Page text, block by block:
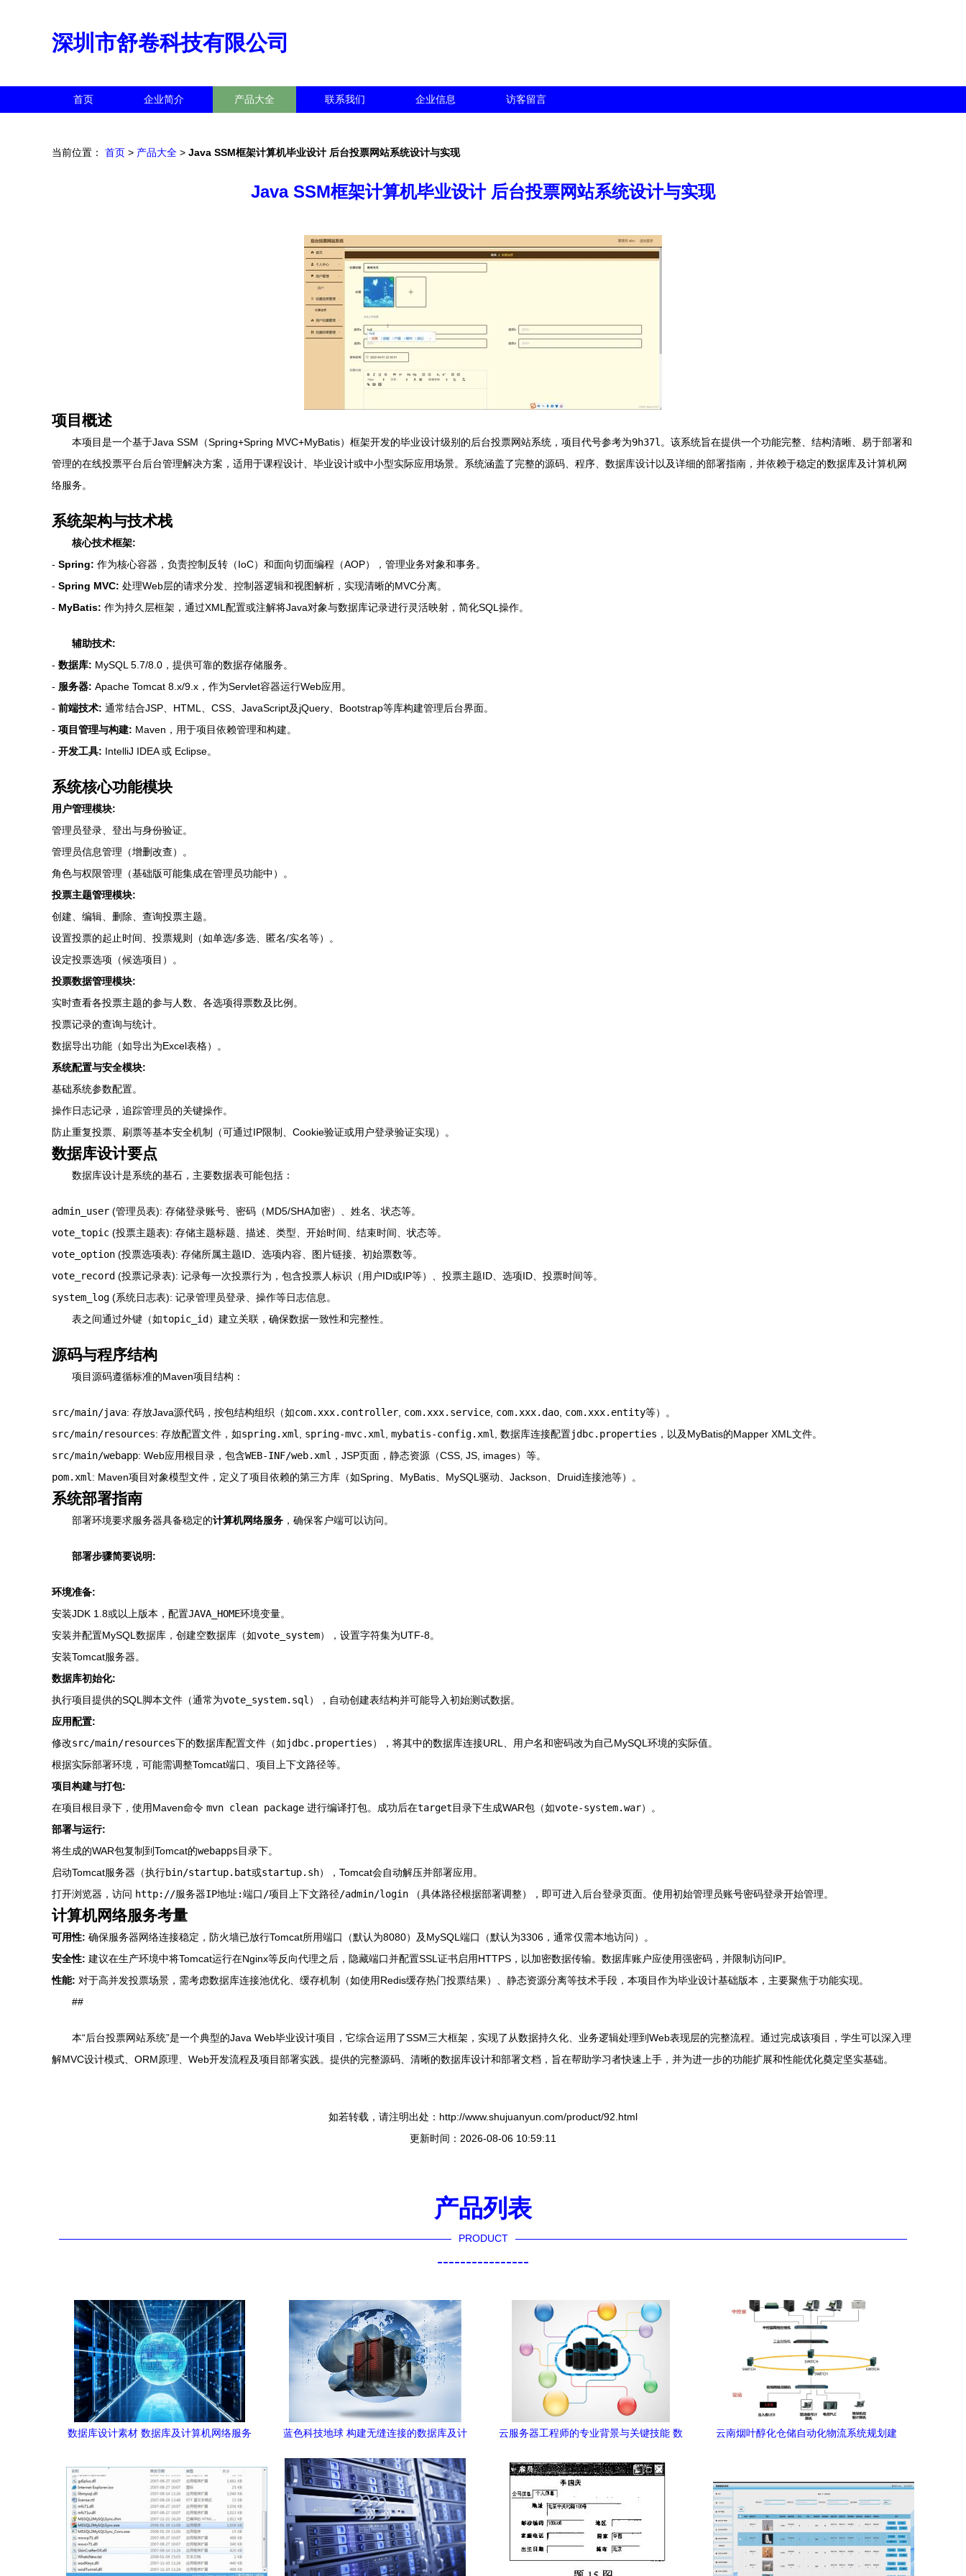
深圳市舒卷科技有限公司
首页 企业简介 产品大全 联系我们 企业信息 访客留言
当前位置： 首页 > 产品大全 > Java SSM框架计算机毕业设计 后台投票网站系统设计与实现
Java SSM框架计算机毕业设计 后台投票网站系统设计与实现
项目概述
本项目是一个基于Java SSM（Spring+Spring MVC+MyBatis）框架开发的毕业设计级别的后台投票网站系统，项目代号参考为9h37l 。该系统旨在提供一个功能完整、结构清晰、易于部署和
管理的在线投票平台后台管理解决方案，适用于课程设计、毕业设计或中小型实际应用场景。系统涵盖了完整的源码、程序、数据库设计以及详细的部署指南，并依赖于稳定的数据库及计算机网
络服务。
系统架构与技术栈
核心技术框架:
- Spring: 作为核心容器，负责控制反转（IoC）和面向切面编程（AOP），管理业务对象和事务。
- Spring MVC: 处理Web层的请求分发、控制器逻辑和视图解析，实现清晰的MVC分离。
- MyBatis: 作为持久层框架，通过XML配置或注解将Java对象与数据库记录进行灵活映射，简化SQL操作。
辅助技术:
- 数据库: MySQL 5.7/8.0，提供可靠的数据存储服务。
- 服务器: Apache Tomcat 8.x/9.x，作为Servlet容器运行Web应用。
- 前端技术: 通常结合JSP、HTML、CSS、JavaScript及jQuery、Bootstrap等库构建管理后台界面。
- 项目管理与构建: Maven，用于项目依赖管理和构建。
- 开发工具: IntelliJ IDEA 或 Eclipse。
系统核心功能模块
用户管理模块:
管理员登录、登出与身份验证。
管理员信息管理（增删改查）。
角色与权限管理（基础版可能集成在管理员功能中）。
投票主题管理模块:
创建、编辑、删除、查询投票主题。
设置投票的起止时间、投票规则（如单选/多选、匿名/实名等）。
设定投票选项（候选项目）。
投票数据管理模块:
实时查看各投票主题的参与人数、各选项得票数及比例。
投票记录的查询与统计。
数据导出功能（如导出为Excel表格）。
系统配置与安全模块:
基础系统参数配置。
操作日志记录，追踪管理员的关键操作。
防止重复投票、刷票等基本安全机制（可通过IP限制、Cookie验证或用户登录验证实现）。
数据库设计要点
数据库设计是系统的基石，主要数据表可能包括：
admin_user (管理员表): 存储登录账号、密码（MD5/SHA加密）、姓名、状态等。
vote_topic (投票主题表): 存储主题标题、描述、类型、开始时间、结束时间、状态等。
vote_option (投票选项表): 存储所属主题ID、选项内容、图片链接、初始票数等。
vote_record (投票记录表): 记录每一次投票行为，包含投票人标识（用户ID或IP等）、投票主题ID、选项ID、投票时间等。
system_log (系统日志表): 记录管理员登录、操作等日志信息。
表之间通过外键（如topic_id ）建立关联，确保数据一致性和完整性。
源码与程序结构
项目源码遵循标准的Maven项目结构：
src/main/java: 存放Java源代码，按包结构组织（如com.xxx.controller com.xxx.service com.xxx.dao com.xxx.entity等）。
src/main/resources: 存放配置文件，如spring.xml spring-mvc.xml mybatis-config.xml , 数据库连接配置jdbc.properties ，以及MyBatis的Mapper XML文件。
src/main/webapp: Web应用根目录，包含WEB-INF/web.xml ，JSP页面，静态资源（CSS, JS, images）等。
pom.xml : Maven项目对象模型文件，定义了项目依赖的第三方库（如Spring、MyBatis、MySQL驱动、Jackson、Druid连接池等）。
系统部署指南
部署环境要求服务器具备稳定的计算机网络服务 ，确保客户端可以访问。
部署步骤简要说明:
环境准备:
安装JDK 1.8或以上版本，配置JAVA_HOME环境变量。
安装并配置MySQL数据库，创建空数据库（如vote_system），设置字符集为UTF-8。
安装Tomcat服务器。
数据库初始化:
执行项目提供的SQL脚本文件（通常为vote_system.sql ），自动创建表结构并可能导入初始测试数据。
应用配置:
修改src/main/resources下的数据库配置文件（如jdbc.properties），将其中的数据库连接URL、用户名和密码改为自己MySQL环境的实际值。
根据实际部署环境，可能需调整Tomcat端口、项目上下文路径等。
项目构建与打包:
在项目根目录下，使用Maven命令 mvn clean package 进行编译打包。成功后在target目录下生成WAR包（如vote-system.war）。
部署与运行:
将生成的WAR包复制到Tomcat的webapps目录下。
启动Tomcat服务器（执行bin/startup.bat或startup.sh），Tomcat会自动解压并部署应用。
打开浏览器，访问 http://服务器IP地址:端口/项目上下文路径/admin/login （具体路径根据部署调整），即可进入后台登录页面。使用初始管理员账号密码登录开始管理。
计算机网络服务考量
可用性: 确保服务器网络连接稳定，防火墙已放行Tomcat所用端口（默认为8080）及MySQL端口（默认为3306，通常仅需本地访问）。
安全性: 建议在生产环境中将Tomcat运行在Nginx等反向代理之后，隐藏端口并配置SSL证书启用HTTPS，以加密数据传输。数据库账户应使用强密码，并限制访问IP。
性能: 对于高并发投票场景，需考虑数据库连接池优化、缓存机制（如使用Redis缓存热门投票结果）、静态资源分离等技术手段，本项目作为毕业设计基础版本，主要聚焦于功能实现。
##
本“后台投票网站系统”是一个典型的Java Web毕业设计项目，它综合运用了SSM三大框架，实现了从数据持久化、业务逻辑处理到Web表现层的完整流程。通过完成该项目，学生可以深入理
解MVC设计模式、ORM原理、Web开发流程及项目部署实践。提供的完整源码、清晰的数据库设计和部署文档，旨在帮助学习者快速上手，并为进一步的功能扩展和性能优化奠定坚实基础。
如若转载，请注明出处：http://www.shujuanyun.com/product/92.html
更新时间：2026-08-06 10:59:11
产品列表
PRODUCT
----------------
数据库设计素材 数据库及计算机网络服务
蓝色科技地球 构建无缝连接的数据库及计
云服务器工程师的专业背景与关键技能 数
云南烟叶醇化仓储自动化物流系统规划建